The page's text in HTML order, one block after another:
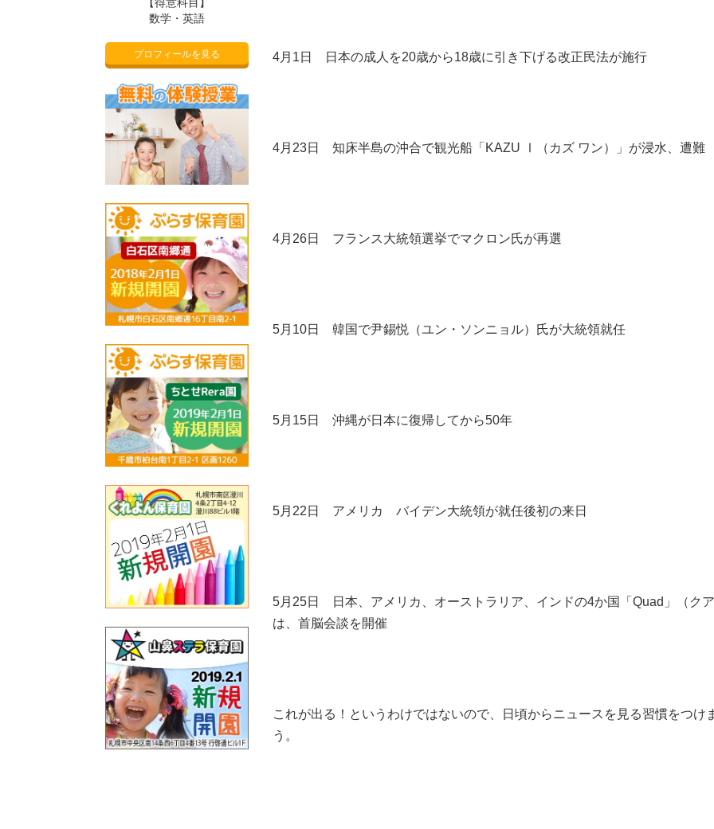
4月1日 日本の成人を20歳から18歳に引き下げる改正民法が施行
4月23日 知床半島の沖合で観光船「KAZU Ⅰ（カズ ワン）」が浸水、遭難
4月26日 フランス大統領選挙でマクロン氏が再選
5月10日 韓国で尹錫悦（ユン・ソンニョル）氏が大統領就任
5月15日 沖縄が日本に復帰してから50年
5月22日 アメリカ バイデン大統領が就任後初の来日
5月25日 日本、アメリカ、オーストラリア、インドの4か国「Quad」（ク
は、首脳会談を開催
これが出る！というわけではないので、日頃からニュースを見る習慣をつけ
う。
【得意科目】
数学・英語
プロフィールを見る